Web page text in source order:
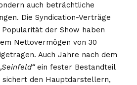
auch beträchtliche
Die Syndication-Verträge
der Show haben
Nettovermögen von 30
Auch Jahre nach dem
ein fester Bestandteil
sichert den Hauptdarstellern,